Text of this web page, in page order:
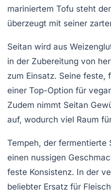
mariniertem Tofu steht
überzeugt mit seiner
Seitan wird aus
in der Zubereitung von
zum Einsatz. Seine feste,
einer Top-Option für
Zudem nimmt Seitan
auf, wodurch viel Raum
Tempeh, der fermentierte
einen nussigen
feste Konsistenz. In der
beliebter Ersatz für